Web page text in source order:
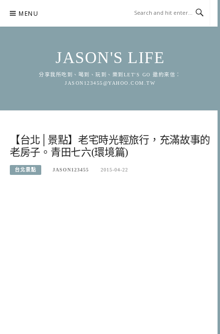
content
MENU
JASON'S LIFE
分享我所吃到、喝到、玩到、樂到LET'S GO 邀約來信：
JASON123455@YAHOO.COM.TW
【台北│景點】老宅時光輕旅行，充滿故事的
老房子。青田七六(環境篇)
台北景點 JASON123455 2015-04-22